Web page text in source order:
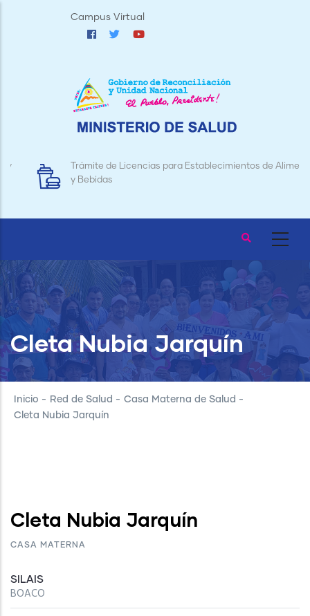
Campus Virtual
Trámite de Licencias para Establecimientos de Alimentos
y Bebidas
Cleta Nubia Jarquín
Inicio - Red de Salud - Casa Materna de Salud -
Cleta Nubia Jarquín
Cleta Nubia Jarquín
CASA MATERNA
SILAIS
BOACO